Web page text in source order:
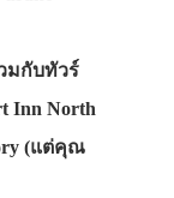
มกับทัวร์
Inn North
(แต่คุณ